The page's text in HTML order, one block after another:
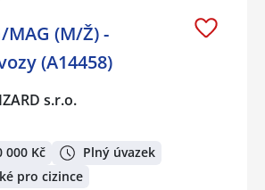
MAG (M/Ž) -
(A14458)
s.r.o.
000 Kč
Plný úvazek
pro cizince